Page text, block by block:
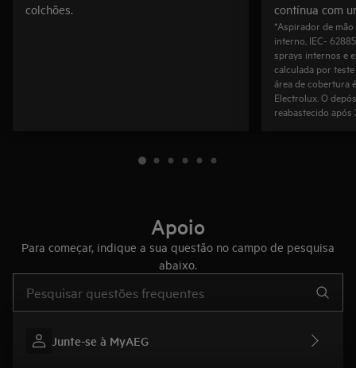
colchões.
contínua com
*Aspirador de
interno, IEC-
sprays internos e
calculada por
área de cobertura
Electrolux. O
reabastecido após
Apoio
Para começar, indique a sua questão no campo de pesquisa
abaixo.
Junte-se à MyAEG